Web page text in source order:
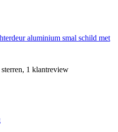
aluminium smal schild met
1 klantreview